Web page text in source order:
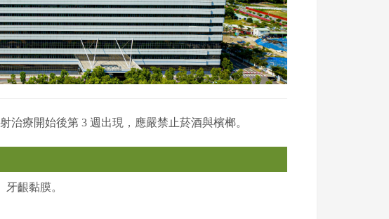
療開始後第 3 週出現，應嚴禁止菸酒與檳榔。
齦黏膜。